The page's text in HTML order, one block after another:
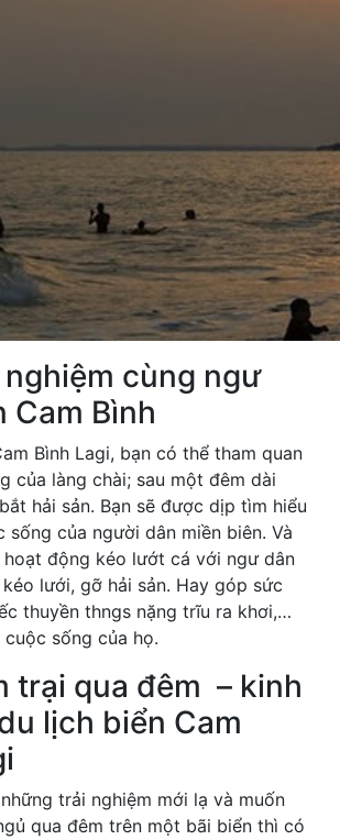
nghiệm cùng ngư
Cam Bình
Bình Lagi, bạn có thể tham quan
của làng chài; sau một đêm dài
hải sản. Bạn sẽ được dịp tìm hiểu
sống của người dân miền biên. Và
động kéo lướt cá với ngư dân
lưới, gỡ hải sản. Hay góp sức
thuyền thngs nặng trĩu ra khơi,…
sống của họ.
trại qua đêm – kinh
lịch biển Cam
trải nghiệm mới lạ và muốn
qua đêm trên một bãi biển thì có